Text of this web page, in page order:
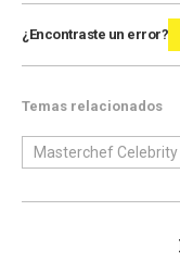
¿Encontraste un error?
Temas relacionados
Masterchef